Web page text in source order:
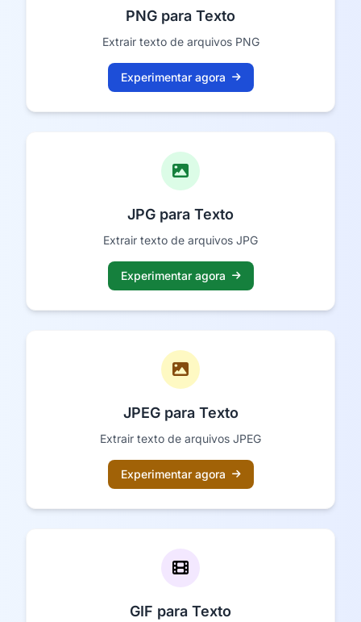
PNG para Texto
Extrair texto de arquivos PNG
Experimentar agora
JPG para Texto
Extrair texto de arquivos JPG
Experimentar agora
JPEG para Texto
Extrair texto de arquivos JPEG
Experimentar agora
GIF para Texto